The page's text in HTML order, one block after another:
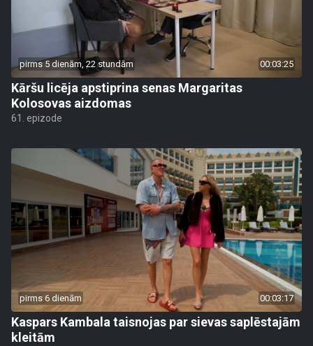
pirms 5 dienām, 22 stundām 00:03:25
Kāršu licēja apstiprina senas Margaritas
Kolosovas aizdomas
61. epizode
pirms 6 dienām 00:03:17
Kaspars Kambala taisnojas par sievas saplēstajām
kleitām